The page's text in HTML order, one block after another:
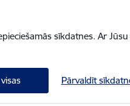
sīkdatnes. Ar
Pārvaldīt